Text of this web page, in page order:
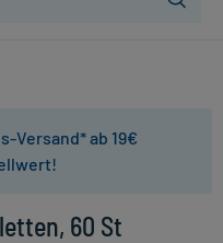
Versand* ab 19€
60 St